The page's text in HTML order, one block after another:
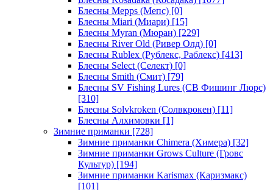
Блесны Mepps (Мепс) [0]
Блесны Miari (Миари) [15]
Блесны Myran (Мюран) [229]
Блесны River Old (Ривер Олд) [0]
Блесны Rublex (Рублекс, Раблекс) [413]
Блесны Select (Селект) [0]
Блесны Smith (Смит) [79]
Блесны SV Fishing Lures (СВ Фишинг Люрс)
[310]
Блесны Solvkroken (Солвкрокен) [11]
Блесны Алхимовки [1]
Зимние приманки [728]
Зимние приманки Chimera (Химера) [32]
Зимние приманки Grows Culture (Гровс
Культур) [194]
Зимние приманки Karismax (Каризмакс)
[101]